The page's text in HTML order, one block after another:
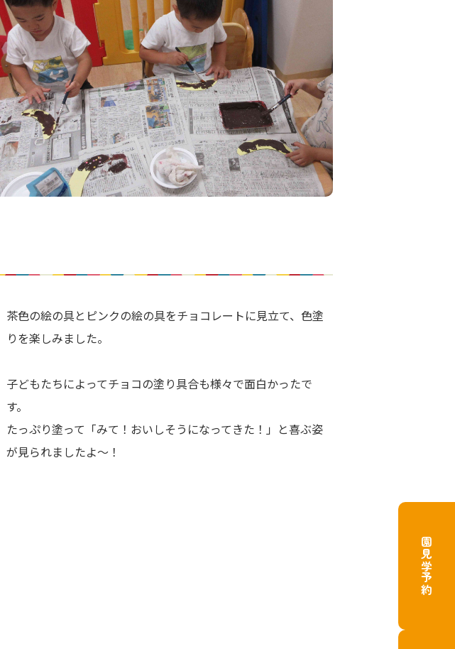
茶色の絵の具とピンクの絵の具をチョコレートに見立て、色塗
りを楽しみました。
子どもたちによってチョコの塗り具合も様々で面白かったで
す。
たっぷり塗って「みて！おいしそうになってきた！」と喜ぶ姿
が見られましたよ～！
園見学予約